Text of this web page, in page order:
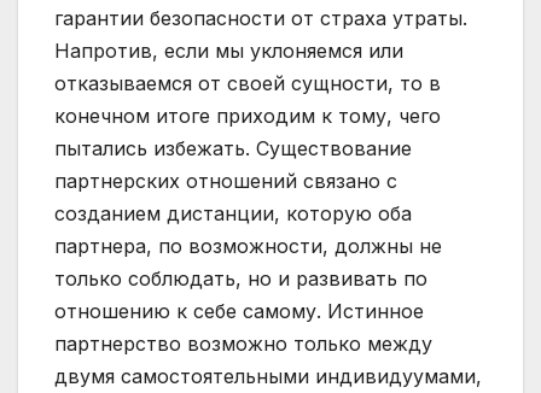
гарантии безопасности от страха утраты.
Напротив, если мы уклоняемся или
отказываемся от своей сущности, то в
конечном итоге приходим к тому, чего
пытались избежать. Существование
партнерских отношений связано с
созданием дистанции, которую оба
партнера, по возможности, должны не
только соблюдать, но и развивать по
отношению к себе самому. Истинное
партнерство возможно только между
двумя самостоятельными индивидуумами,